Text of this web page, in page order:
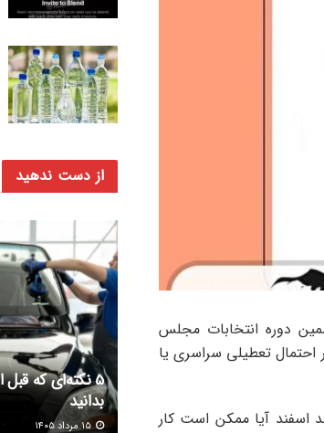
دوره انتخابات مجلس
مبنی بر احتمال تعطیلی سراسری یا
اسفند آیا ممکن است کار
از دست ندهید
5 نکته‌ای که
بدانید
۱۵ مرداد ۱۴۰۵